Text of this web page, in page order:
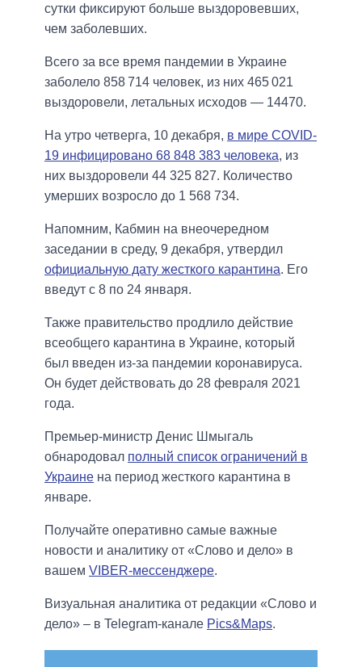
сутки фиксируют больше выздоровевших,
чем заболевших.
Всего за все время пандемии в Украине
заболело 858 714 человек, из них 465 021
выздоровели, летальных исходов — 14470.
На утро четверга, 10 декабря, в мире COVID-
19 инфицировано 68 848 383 человека, из
них выздоровели 44 325 827. Количество
умерших возросло до 1 568 734.
Напомним, Кабмин на внеочередном
заседании в среду, 9 декабря, утвердил
официальную дату жесткого карантина. Его
введут с 8 по 24 января.
Также правительство продлило действие
всеобщего карантина в Украине, который
был введен из-за пандемии коронавируса.
Он будет действовать до 28 февраля 2021
года.
Премьер-министр Денис Шмыгаль
обнародовал полный список ограничений в
Украине на период жесткого карантина в
январе.
Получайте оперативно самые важные
новости и аналитику от «Слово и дело» в
вашем VIBER-мессенджере.
Визуальная аналитика от редакции «Слово и
дело» – в Telegram-канале Pics&Maps.